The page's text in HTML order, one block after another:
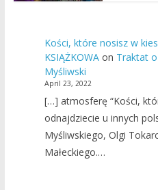
Kości, które nosisz w
KSIĄŻKOWA on Traktat o
Myśliwski
April 23, 2022
[…] atmosferę “Kości,
odnajdziecie u innych
Myśliwskiego, Olgi
Małeckiego.…